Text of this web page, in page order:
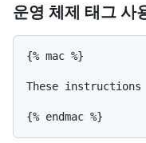
운영 체제 태그 사
{% mac %}
These